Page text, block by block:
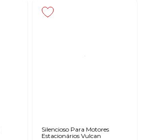
Silencioso Para Motores
Estacionários Vulcan